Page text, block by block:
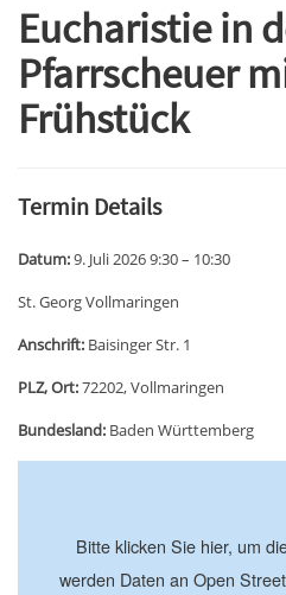
Eucharistie in
Pfarrscheuer
Frühstück
Termin Details
Datum:9. Juli 2026 9:30– 10:30
St. Georg Vollmaringen
Anschrift: Baisinger Str. 1
PLZ, Ort:72202, Vollmaringen
Bundesland: Baden Württemberg